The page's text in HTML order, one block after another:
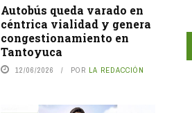
Autobús queda varado en
céntrica vialidad y genera
congestionamiento en
Tantoyuca
12/06/2026 POR LA REDACCIÓN